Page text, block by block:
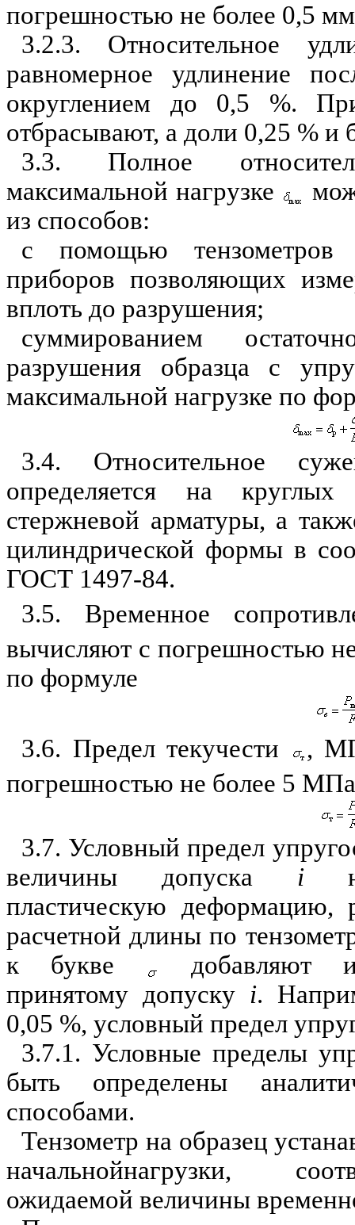
погрешностью не более 0,5
3.2.3. Относительное
равномерное удлинение
округлением до 0,5 %.
отбрасывают, а доли 0,25 % и
3.3. Полное
максимальной нагрузке
из способов:
с помощью
приборов позволяющих
вплоть до разрушения;
суммированием
разрушения образца с
максимальной нагрузке по
3.4. Относительное
определяется на
стержневой арматуры, а
цилиндрической формы в
ГОСТ 1497-84.
3.5. Временное
вычисляют с погрешностью
по формуле
3.6. Предел текучести
,
погрешностью не более 5
3.7. Условный предел
величины допуска iна
пластическую
расчетной длины по
к букве
добавляют
принятому допуску i.
0,05 %, условный предел
3.7.1. Условные пределы
быть определены
способами.
Тензометр на образец
начальнойнагрузки,
ожидаемой величины